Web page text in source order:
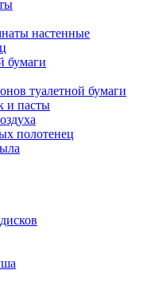
настенные
бумаги
туалетной бумаги
и пасты
полотенец